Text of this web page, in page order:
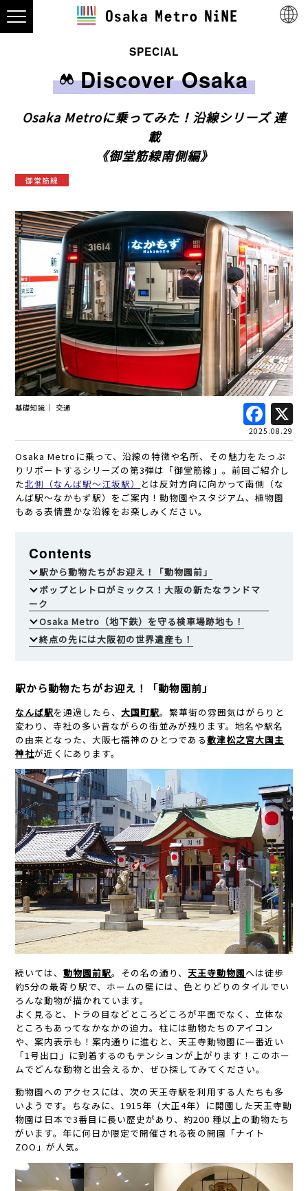
SPECIAL
Discover Osaka
Osaka Metroに乗ってみた！沿線シリーズ 連
載
《御堂筋線南側編》
御堂筋線
基礎知識 交通
2025.08.29
Osaka Metroに乗って、沿線の特徴や名所、その魅力をたっぷ
りリポートするシリーズの第3弾は「御堂筋線」。前回ご紹介し
た北側（なんば駅～江坂駅）
とは反対方向に向かって南側（な
んば駅～なかもず駅）をご案内！動物園やスタジアム、植物園
もある表情豊かな沿線をお楽しみください。
Contents
駅から動物たちがお迎え！「動物園前」
ポップとレトロがミックス！大阪の新たなランドマ
ーク
Osaka Metro（地下鉄）を守る検車場跡地も！
終点の先には大阪初の世界遺産も！
駅から動物たちがお迎え！「動物園前」
なんば駅を通過したら、大国町駅。繁華街の雰囲気はがらりと
変わり、寺社の多い昔ながらの街並みが残ります。地名や駅名
の由来となった、大阪七福神のひとつである敷津松之宮大国主
神社が近くにあります。
続いては、動物園前駅。その名の通り、天王寺動物園へは徒歩
約5分の最寄り駅で、ホームの壁には、色とりどりのタイルでい
ろんな動物が描かれています。
よく見ると、トラの目などところどころが平面でなく、立体な
ところもあってなかなかの迫力。柱には動物たちのアイコン
や、案内表示も！案内通りに進むと、天王寺動物園に一番近い
「1号出口」に到着するのもテンションが上がります！このホー
ムでどんな動物と出会えるか、ぜひ探してみてください。
動物園へのアクセスには、次の天王寺駅を利用する人たちも多
いようです。ちなみに、1915年（大正4年）に開園した天王寺動
物園は日本で3番目に長い歴史があり、約200 種以上の動物たち
がいます。年に何日か限定で開催される夜の開園「ナイト
ZOO」が人気。